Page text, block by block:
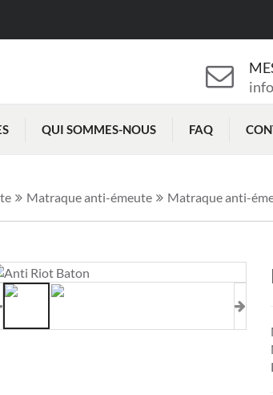
QUI SOMMES-NOUS FAQ
Matraque anti-émeute Matraque anti-